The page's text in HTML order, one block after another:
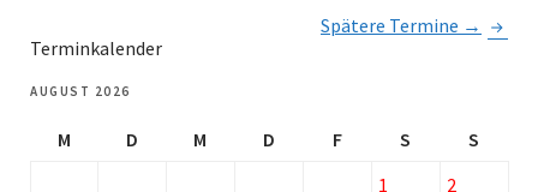
Spätere Termine →
Terminkalender
AUGUST 2026
M D M D F S
S
1
2